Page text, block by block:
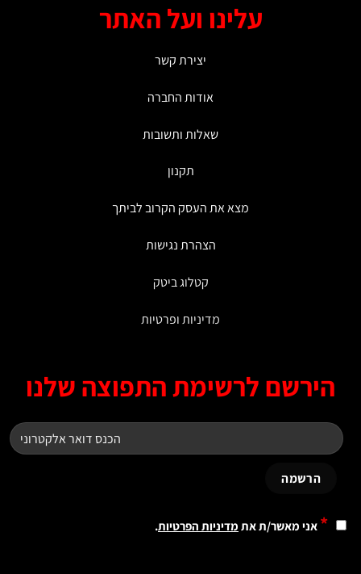
סוגים. עלינו ועל האתר
יצירת קשר
אודות החברה
שאלות ותשובות
מצא את העסק הקרוב לביתך
הצהרת נגישות
קטלוג ביטק
מדיניות ופרטיות
לרשימת התפוצה שלנו
אני מאשר/ת אתמדיניות הפרטיות.